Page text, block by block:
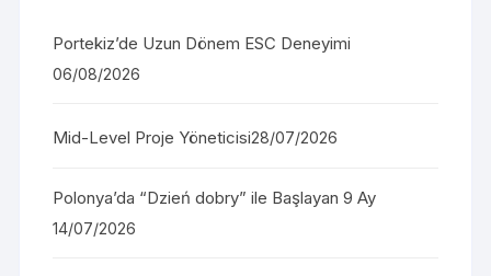
Portekiz’de Uzun Dönem ESC Deneyimi
06/08/2026
Mid-Level Proje Yöneticisi28/07/2026
Polonya’da “Dzień dobry” ile Başlayan 9 Ay
14/07/2026